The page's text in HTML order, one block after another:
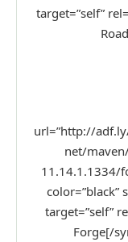
target=”self”
url=”http://
net/
11.14.1.1334/
color=”black”
target=”self”
Forge[/